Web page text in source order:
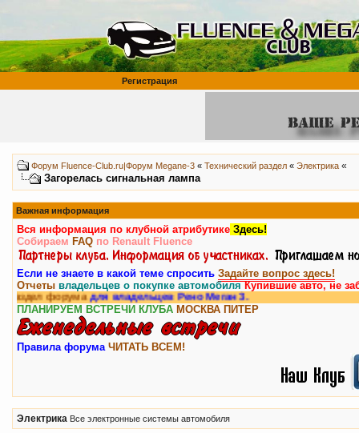
Регистрация
Форум Fluence-Club.ru|Форум Megane-3 « Технический раздел « Электрика «
Загорелась сигнальная лампа
Важная информация
Вся информация по клубной атрибутике Здесь!
Собираем FAQ по Renault Fluence
Если не знаете в какой теме спросить Задайте вопрос здесь!
Отчеты владельцев о покупке автомобиляКупившие авто, не
форумадля владельцев Рено Меган 3.
ПЛАНИРУЕМ ВСТРЕЧИ КЛУБА МОСКВА ПИТЕР
Правила форума ЧИТАТЬ ВСЕМ!
Электрика Все электронные системы автомобиля